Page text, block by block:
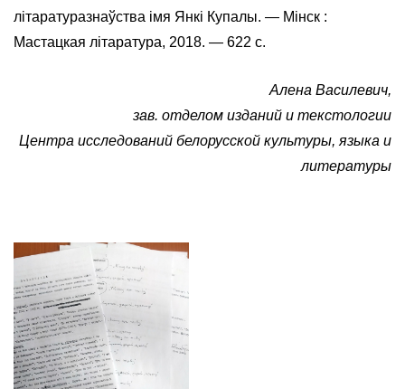
літаратуразнаўства імя Янкі Купалы. — Мінск :
Мастацкая літаратура, 2018. — 622 с.
Алена Василевич,
зав. отделом изданий и текстологии
Центра исследований белорусской культуры, языка и
литературы